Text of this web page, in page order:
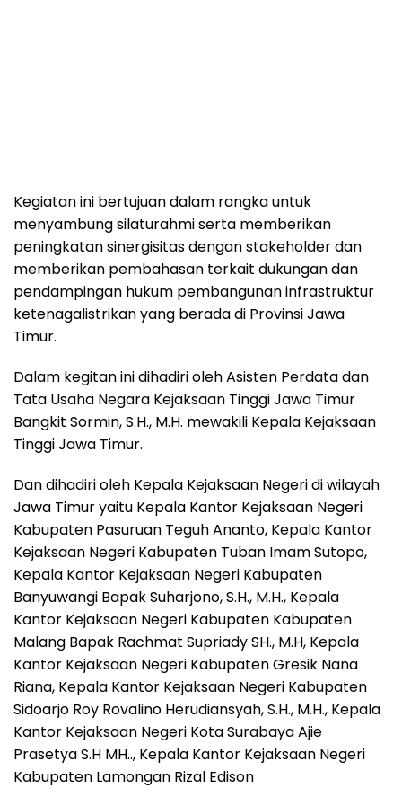
Kegiatan ini bertujuan dalam rangka untuk
menyambung silaturahmi serta memberikan
peningkatan sinergisitas dengan stakeholder dan
memberikan pembahasan terkait dukungan dan
pendampingan hukum pembangunan infrastruktur
ketenagalistrikan yang berada di Provinsi Jawa
Timur.
Dalam kegitan ini dihadiri oleh Asisten Perdata dan
Tata Usaha Negara Kejaksaan Tinggi Jawa Timur
Bangkit Sormin, S.H., M.H. mewakili Kepala Kejaksaan
Tinggi Jawa Timur.
Dan dihadiri oleh Kepala Kejaksaan Negeri di wilayah
Jawa Timur yaitu Kepala Kantor Kejaksaan Negeri
Kabupaten Pasuruan Teguh Ananto, Kepala Kantor
Kejaksaan Negeri Kabupaten Tuban Imam Sutopo,
Kepala Kantor Kejaksaan Negeri Kabupaten
Banyuwangi Bapak Suharjono, S.H., M.H., Kepala
Kantor Kejaksaan Negeri Kabupaten Kabupaten
Malang Bapak Rachmat Supriady SH., M.H, Kepala
Kantor Kejaksaan Negeri Kabupaten Gresik Nana
Riana, Kepala Kantor Kejaksaan Negeri Kabupaten
Sidoarjo Roy Rovalino Herudiansyah, S.H., M.H., Kepala
Kantor Kejaksaan Negeri Kota Surabaya Ajie
Prasetya S.H MH.., Kepala Kantor Kejaksaan Negeri
Kabupaten Lamongan Rizal Edison